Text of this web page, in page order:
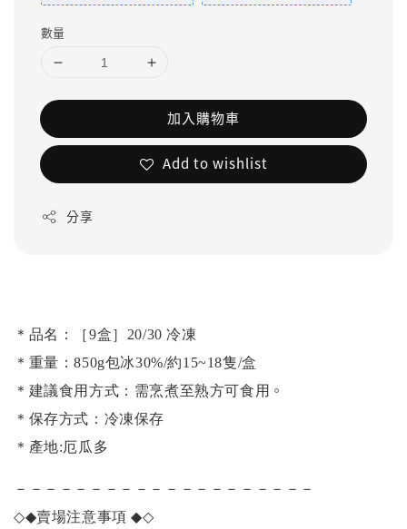
數量
加入購物車
Add to wishlist
分享
＊品名：［9盒］20/30 冷凍
＊重量：850g包冰30%/約15~18隻/盒
＊建議食用方式：需烹煮至熟方可食用 。
＊保存方式：冷凍保存
＊產地:厄瓜多
－－－－－－－－－－－－－－－－－－－－
◇◆賣場注意事項◆◇